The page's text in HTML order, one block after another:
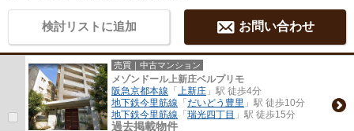
検討リストに追加 お問い合わせ
売買｜中古マンション
メゾンドール上新庄ベルプリモ
阪急京都本線 「 上新庄 」駅 徒歩4分
地下鉄今里筋線 「 だいどう豊里 」駅 徒歩10分
地下鉄今里筋線 「 瑞光四丁目 」駅 徒歩15分
過去掲載物件